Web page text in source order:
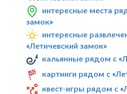
интересные места
замок»
интересные
«Летичевский замок»
кальянные рядом с
картинги рядом с
квест-игры рядом с